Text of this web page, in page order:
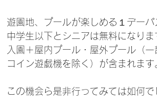
遊園地、プールが楽しめる１デー
中学生以下とシニアは無料になりま
入園＋屋内プール・屋外プール（
コイン遊戯機を除く）が含まれます
この機会ら是非行ってみては如何で